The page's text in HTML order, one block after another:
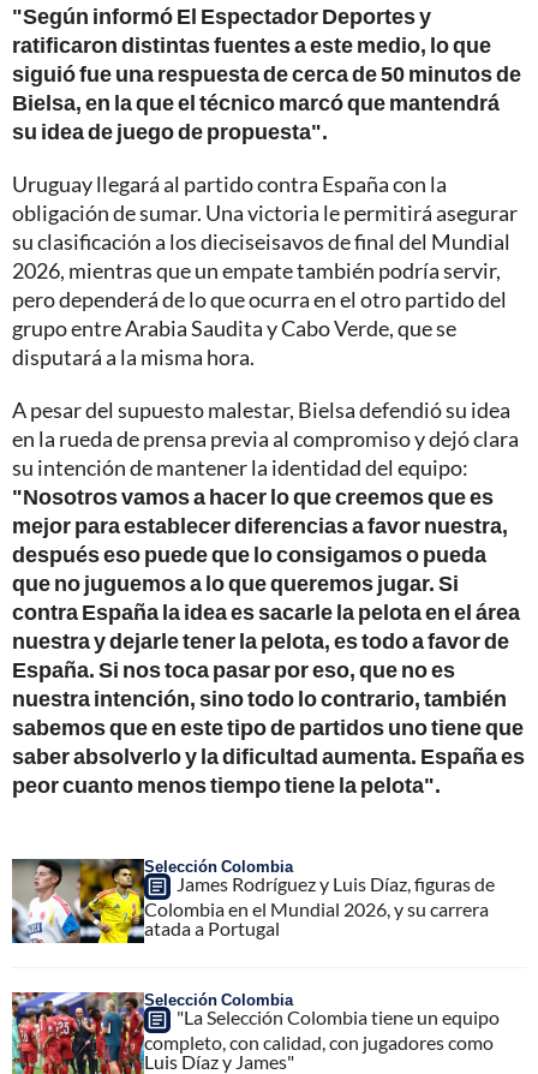
"Según informó El Espectador Deportes y
ratificaron distintas fuentes a este medio, lo que
siguió fue una respuesta de cerca de 50 minutos de
Bielsa, en la que el técnico marcó que mantendrá
su idea de juego de propuesta".
Uruguay llegará al partido contra España con la
obligación de sumar. Una victoria le permitirá asegurar
su clasificación a los dieciseisavos de final del Mundial
2026, mientras que un empate también podría servir,
pero dependerá de lo que ocurra en el otro partido del
grupo entre Arabia Saudita y Cabo Verde, que se
disputará a la misma hora.
A pesar del supuesto malestar, Bielsa defendió su idea
en la rueda de prensa previa al compromiso y dejó clara
su intención de mantener la identidad del equipo:
"Nosotros vamos a hacer lo que creemos que es
mejor para establecer diferencias a favor nuestra,
después eso puede que lo consigamos o pueda
que no juguemos a lo que queremos jugar. Si
contra España la idea es sacarle la pelota en el área
nuestra y dejarle tener la pelota, es todo a favor de
España. Si nos toca pasar por eso, que no es
nuestra intención, sino todo lo contrario, también
sabemos que en este tipo de partidos uno tiene que
saber absolverlo y la dificultad aumenta. España es
peor cuanto menos tiempo tiene la pelota".
Selección Colombia
James Rodríguez y Luis Díaz, figuras de
Colombia en el Mundial 2026, y su carrera
atada a Portugal
Selección Colombia
"La Selección Colombia tiene un equipo
completo, con calidad, con jugadores como
Luis Díaz y James"